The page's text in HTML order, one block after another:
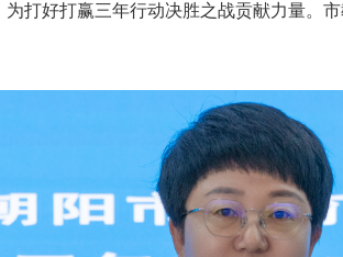
打好打赢三年行动决胜之战贡献力量。